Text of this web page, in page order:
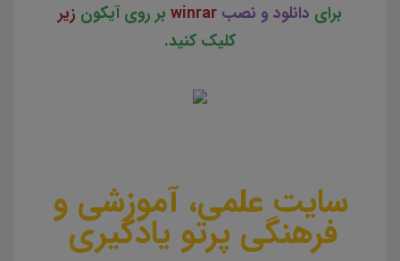
برای دانلود و نصب winrar بر روی آیکون زیر
کلیک کنید.
سایت علمی، آموزشی و
فرهنگی پرتو یادگیری